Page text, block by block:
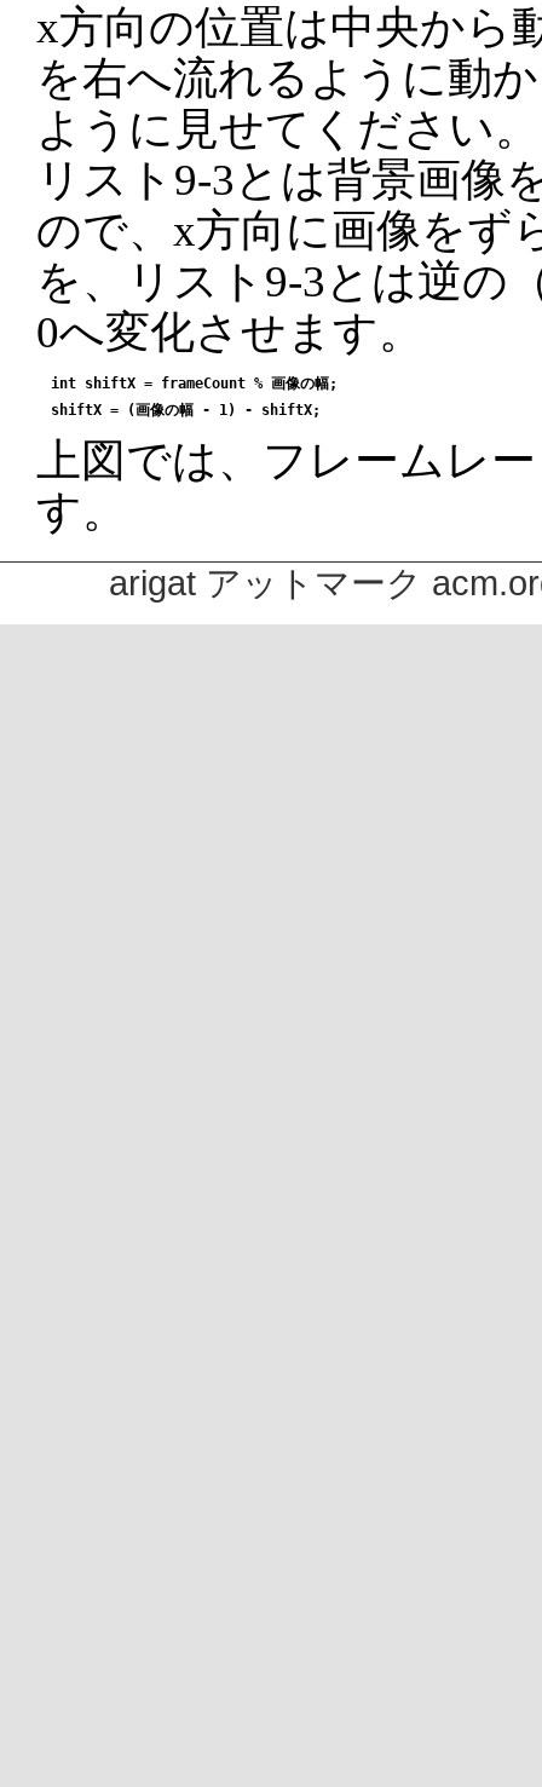
x方向の位置は中央から
を右へ流れるように動
ように見せてください。
リスト9-3とは背景画像
ので、x方向に画像をず
を、リスト9-3とは逆の
0へ変化させます。
int shiftX = frameCount % 画像の幅;
上図では、フレームレ
す。
arigat アットマーク